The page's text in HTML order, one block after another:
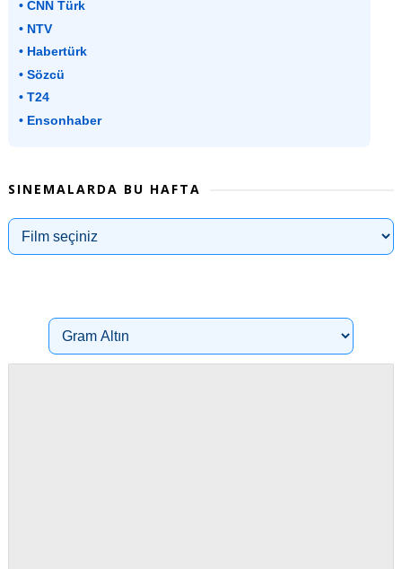
• CNN Türk
• NTV
• Habertürk
• Sözcü
• T24
• Ensonhaber
SINEMALARDA BU HAFTA